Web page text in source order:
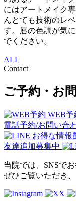
にはアートメイク
んとても技術のレ
す。唇の色調が気
でください。
ALL
Contact
ご予約・お
WEB予
電話予約/お問い合
お得な情報
友達追加募集中
当院では、SNSで
ぜひご覧いただき